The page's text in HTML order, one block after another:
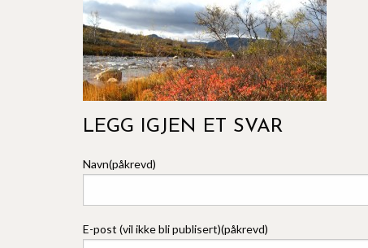
LEGG IGJEN ET SVAR
Navn(påkrevd)
E-post (vil ikke bli publisert)(påkrevd)